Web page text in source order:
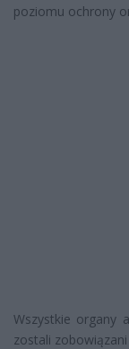
poziomu ochrony
Wszystkie organy
zostali